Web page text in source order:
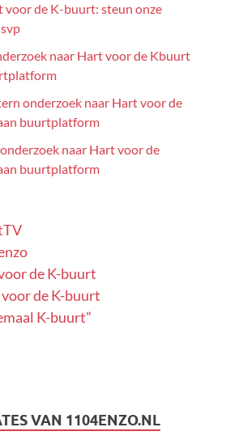
voor de K-buurt: steun onze
naar Hart voor de Kbuurt
onderzoek naar Hart voor de
buurtplatform
naar Hart voor de
buurtplatform
de K-buurt
de K-buurt
K-buurt”
VAN 1104ENZO.NL